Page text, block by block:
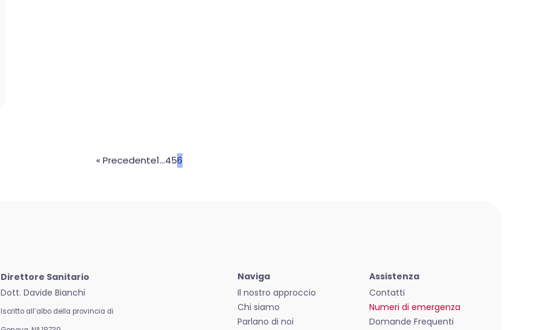
« Precedente1…456
Direttore Sanitario
Dott. Davide Bianchi
Iscritto all’albo della provincia di
Naviga
Il nostro approccio
Chi siamo
Parlano di noi
Assistenza
Contatti
Numeri di emergenza
Domande Frequenti